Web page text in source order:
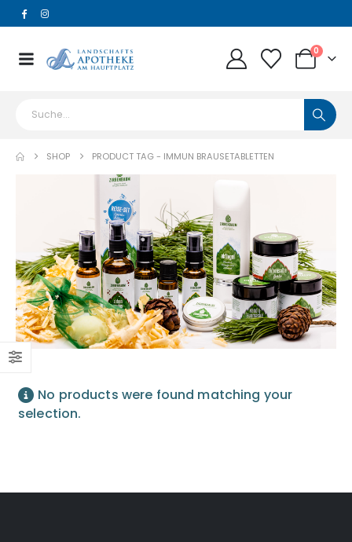
0
SHOP PRODUCT TAG - IMMUN BRAUSETABLETTEN
No products were found matching your
selection.